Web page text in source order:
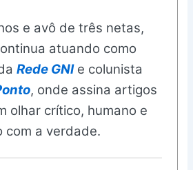
e avô de três netas,
atuando como
Rede GNIe colunista
, onde assina artigos
olhar crítico, humano e
com a verdade.